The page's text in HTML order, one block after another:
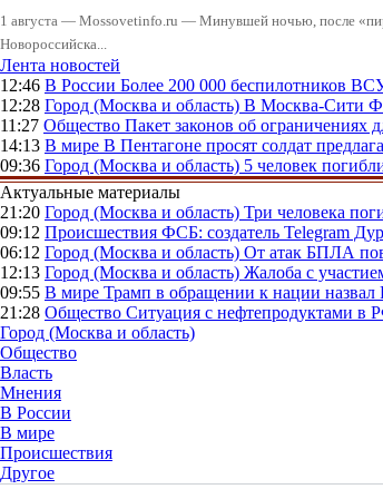
1 августа — Mossovetinfo.ru — Минувшей ночью, после
Новороссийска...
Лента новостей
12:46 В России Более 200 000 беспилотников
12:28 Город (Москва и область) В Москва-Сити
11:27 Общество Пакет законов об ограничениях
14:13 В мире В Пентагоне просят солдат
09:36 Город (Москва и область) 5 человек
Актуальные материалы
21:20 Город (Москва и область) Три человека
09:12 Происшествия ФСБ: создатель Telegram
06:12 Город (Москва и область) От атак БПЛА
12:13 Город (Москва и область) Жалоба с
09:55 В мире Трамп в обращении к нации
21:28 Общество Ситуация с нефтепродуктами в
Город (Москва и область)
Общество
Власть
Мнения
В России
В мире
Происшествия
Другое